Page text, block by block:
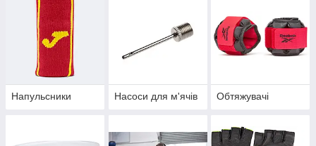
Напульсники Насоси для м'ячів Обтяжувачі